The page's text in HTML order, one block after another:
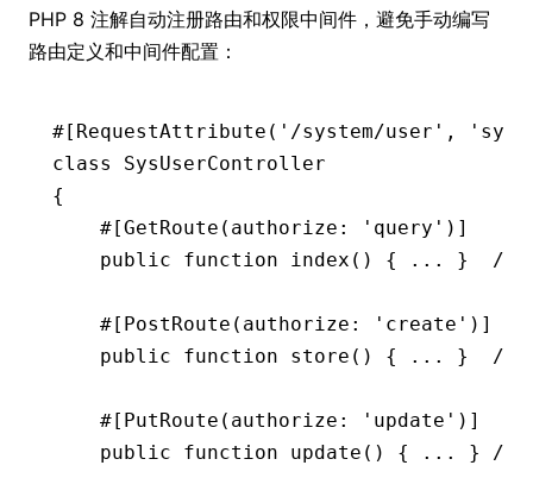
PHP 8 注解自动注册路由和权限中间件，避免手动编写
路由定义和中间件配置：
#[ RequestAttribute ( '/system/user' ,
class
SysUserController
{
    #[
GetRoute ( authorize : 'query' ) ]
    public
function index () { ... } //
    #[
PostRoute ( authorize : 'create' ) ]
    public
function store () { ... } //
    #[
PutRoute ( authorize : 'update' ) ]
    public
function update () { ... } //